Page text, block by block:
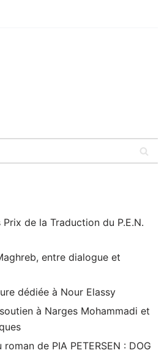
de la Traduction du P.E.N.
entre dialogue et
dédiée à Nour Elassy
à Narges Mohammadi et
de PIA PETERSEN : DOG